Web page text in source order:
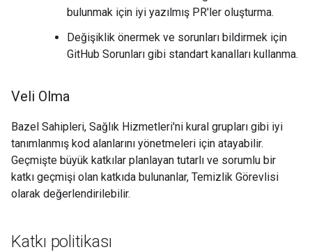
bulunmak için iyi yazılmış PR'ler oluşturma.
Değişiklik önermek ve sorunları bildirmek için
GitHub Sorunları gibi standart kanalları kullanma.
Veli Olma
Bazel Sahipleri, Sağlık Hizmetleri'ni kural grupları gibi iyi
tanımlanmış kod alanlarını yönetmeleri için atayabilir.
Geçmişte büyük katkılar planlayan tutarlı ve sorumlu bir
katkı geçmişi olan katkıda bulunanlar, Temizlik Görevlisi
olarak değerlendirilebilir.
Katkı politikası